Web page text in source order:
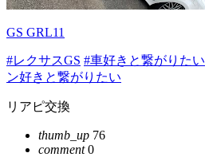
GS GRL11
#レクサスGS #車好きと繋がりたい
ン好きと繋がりたい
リアピ交換
thumb_up 76
comment0